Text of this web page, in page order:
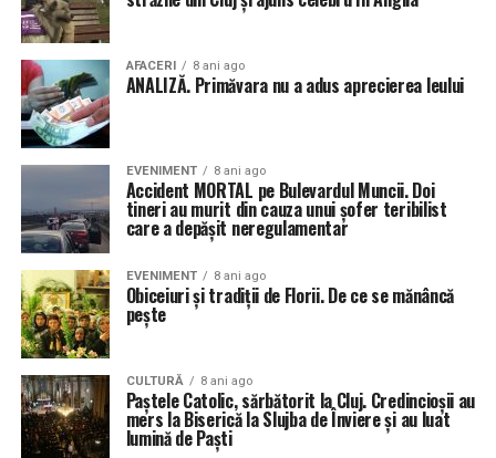
AFACERI 8 ani ago
ANALIZĂ. Primăvara nu a adus aprecierea leului
EVENIMENT 8 ani ago
Accident MORTAL pe Bulevardul Muncii. Doi
tineri au murit din cauza unui șofer teribilist
care a depășit neregulamentar
EVENIMENT 8 ani ago
Obiceiuri și tradiții de Florii. De ce se mănâncă
pește
CULTURĂ 8 ani ago
Paştele Catolic, sărbătorit la Cluj. Credincioşii au
mers la Biserică la Slujba de Înviere şi au luat
lumină de Paşti